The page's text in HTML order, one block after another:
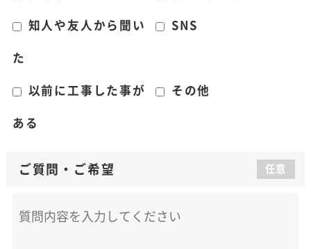
知人や友人から聞い
た
SNS
以前に工事した事が
ある
その他
ご質問 ・ ご希望 任意